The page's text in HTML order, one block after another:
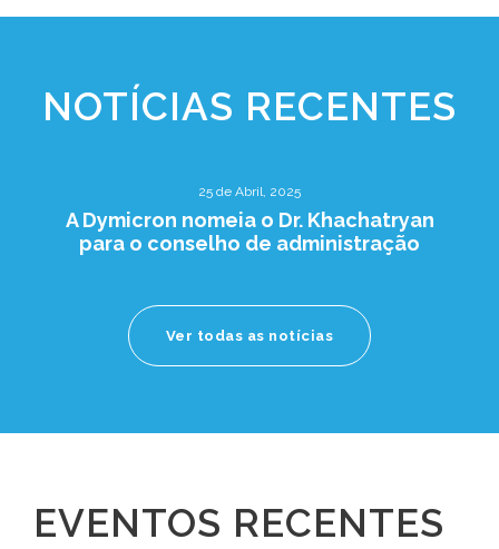
NOTÍCIAS RECENTES
25 de Abril, 2025
A Dymicron nomeia o Dr. Khachatryan
para o conselho de administração
Ver todas as notícias
EVENTOS RECENTES